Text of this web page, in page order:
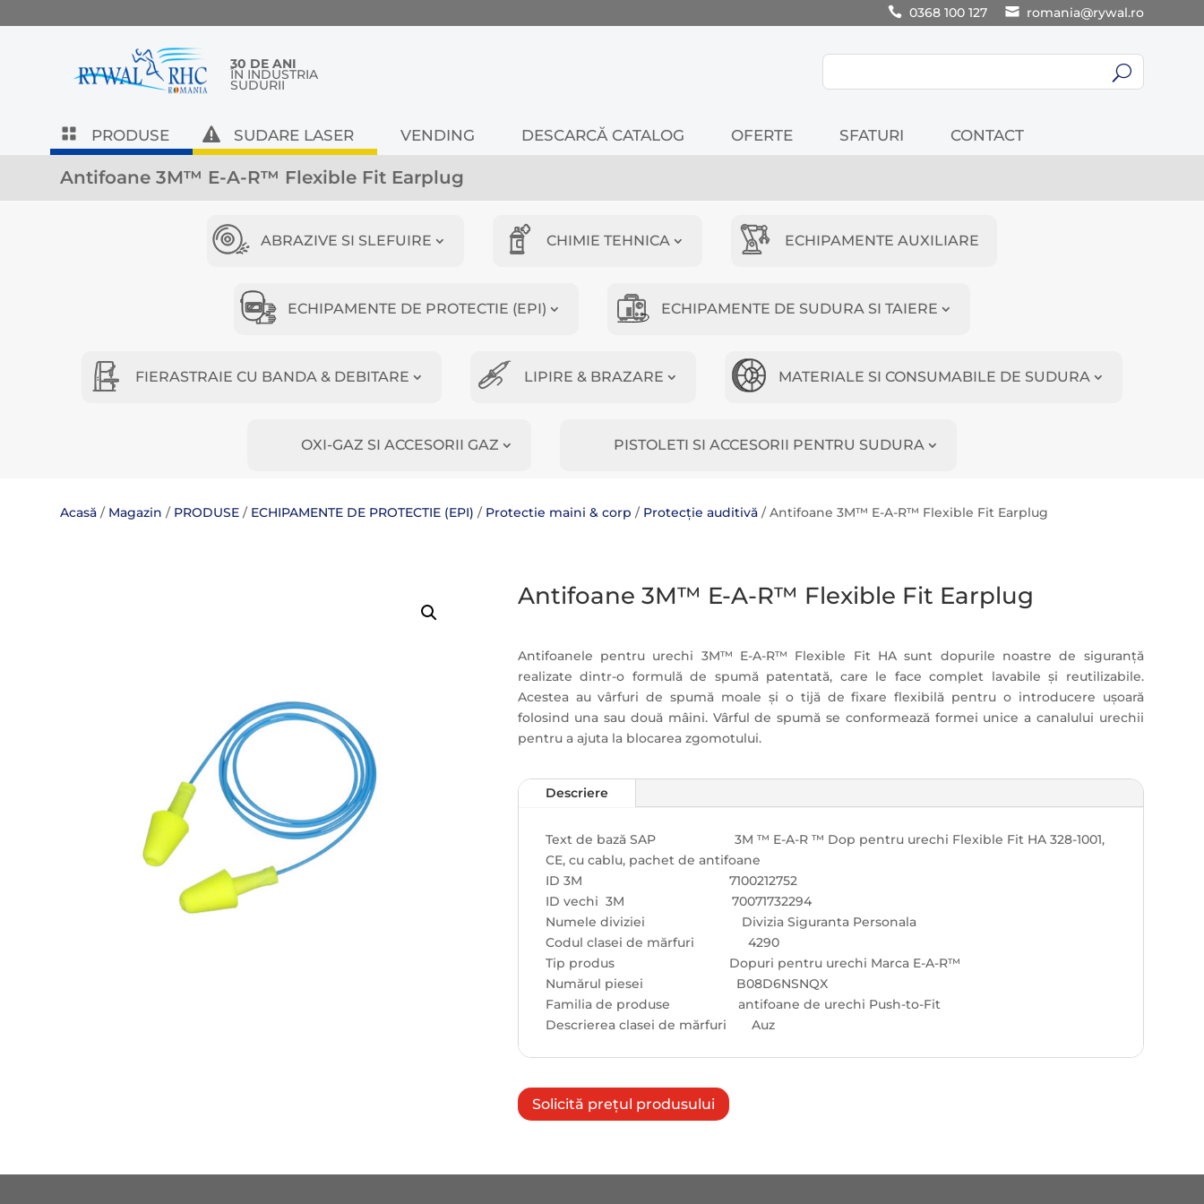
0368 100 127 romania@rywal.ro
30 DE ANI
ÎN INDUSTRIA
SUDURII
U
PRODUSE SUDARE LASER VENDING DESCARCĂ CATALOG OFERTE SFATURI CONTACT
Antifoane 3M™ E-A-R™ Flexible Fit Earplug
ABRAZIVE SI SLEFUIRE CHIMIE TEHNICA ECHIPAMENTE AUXILIARE
ECHIPAMENTE DE PROTECTIE (EPI) ECHIPAMENTE DE SUDURA SI TAIERE
FIERASTRAIE CU BANDA & DEBITARE LIPIRE & BRAZARE MATERIALE SI CONSUMABILE DE SUDURA
OXI-GAZ SI ACCESORII GAZ PISTOLETI SI ACCESORII PENTRU SUDURA
Acasă / Magazin / PRODUSE / ECHIPAMENTE DE PROTECTIE (EPI) / Protectie maini & corp / Protecție auditivă / Antifoane 3M™ E-A-R™ Flexible Fit Earplug
Antifoane 3M™ E-A-R™ Flexible Fit Earplug
Antifoanele pentru urechi 3M™ E-A-R™ Flexible Fit HA sunt dopurile noastre de siguranță
realizate dintr-o formulă de spumă patentată, care le face complet lavabile și reutilizabile.
Acestea au vârfuri de spumă moale și o tijă de fixare flexibilă pentru o introducere ușoară
folosind una sau două mâini. Vârful de spumă se conformează formei unice a canalului urechii
pentru a ajuta la blocarea zgomotului.
Descriere
Text de bază SAP 3M ™ E-A-R ™ Dop pentru urechi Flexible Fit HA 328-1001,
CE, cu cablu, pachet de antifoane
ID 3M 7100212752
ID vechi 3M 70071732294
Numele diviziei Divizia Siguranta Personala
Codul clasei de mărfuri 4290
Tip produs Dopuri pentru urechi Marca E-A-R™
Numărul piesei B08D6NSNQX
Familia de produse antifoane de urechi Push-to-Fit
Descrierea clasei de mărfuri Auz
Solicită prețul produsului